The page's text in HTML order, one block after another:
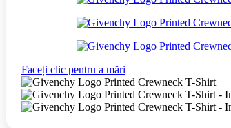
Faceți clic pentru a mări